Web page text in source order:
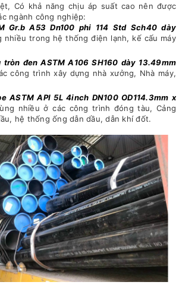
Có khả năng chịu áp suất cao nên được
ngành công nghiệp:
Gr.b A53 Dn100 phi 114 Std Sch40 dày
nhiều trong hệ thống điện lạnh, kế cấu máy
tròn đen ASTM A106 SH160 dày 13.49mm
công trình xây dựng nhà xưởng, Nhà máy,
ASTM API 5L 4inch DN100 OD114.3mm x
nhiều ở các công trình đóng tàu, Cảng
hệ thống ống dẫn dầu, dẫn khí đốt.